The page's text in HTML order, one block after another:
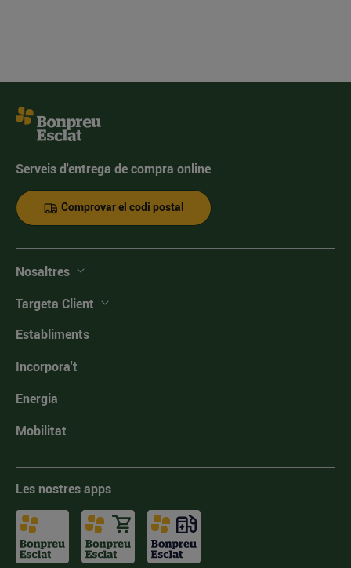
Serveis d'entrega de compra online
Comprovar el codi postal
Nosaltres
Targeta Client
Establiments
Incorpora't
Energia
Mobilitat
Les nostres apps